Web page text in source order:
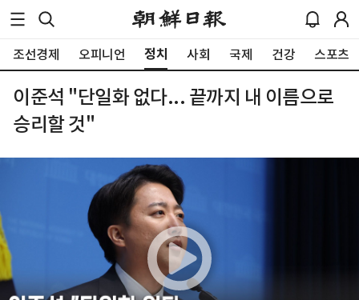
조선경제 오피니언 정치 사회 국제 건강 스포츠
이준석 "단일화 없다... 끝까지 내 이름으로
승리할 것"